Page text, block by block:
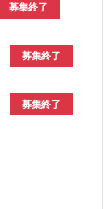
募集終了
募集終了
募集終了